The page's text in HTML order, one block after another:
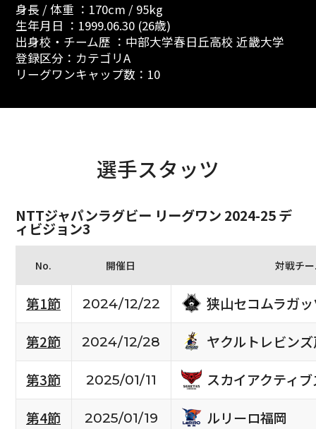
身長 / 体重 ：170cm / 95kg
生年月日 ：1999.06.30 (26歳)
出身校・チーム歴 ：中部大学春日丘高校 近畿大学
登録区分：カテゴリA
リーグワンキャップ数：10
選手スタッツ
NTTジャパンラグビー リーグワン 2024-25 デ
ィビジョン3
No. 開催日 対戦チ
第1節 2024/12/22
狭山セコムラガ
第2節
2024/12/28
ヤクルトレビン
第3節
2025/01/11
スカイアクティ
第4節
2025/01/19
ルリーロ福岡